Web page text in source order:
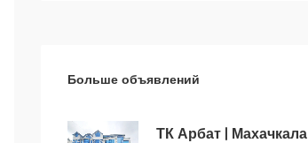
Больше объявлений
ТК Арбат | Махачкала